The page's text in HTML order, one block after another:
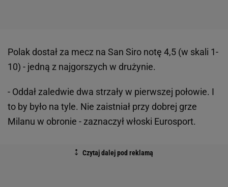
Polak dostał za mecz na San Siro notę 4,5 (w skali 1-
10) - jedną z najgorszych w drużynie.
- Oddał zaledwie dwa strzały w pierwszej połowie. I
to by było na tyle. Nie zaistniał przy dobrej grze
Milanu w obronie - zaznaczył włoski Eurosport.